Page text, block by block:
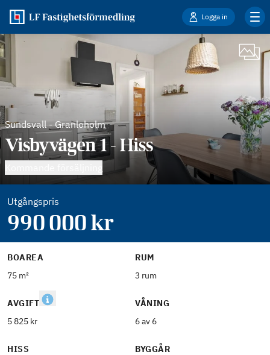
Logga in
Sundsvall-Granloholm
Visbyvägen 1 - Hiss
Utgångspris
990 000kr
BOAREA
75 m²
RUM
3 rum
AVGIFT
5 825 kr
VÅNING
6 av 6
HISS
BYGGÅR